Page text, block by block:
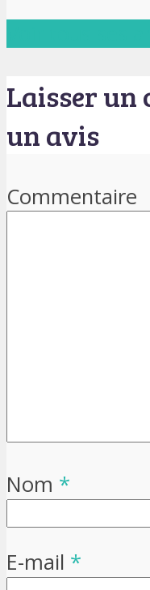
Laisser un
un avis
Commentaire
Nom *
E-mail *